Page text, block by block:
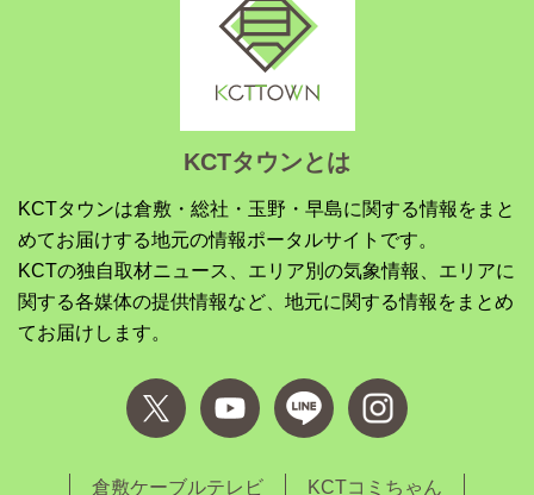
KCTタウンとは
KCTタウンは倉敷・総社・玉野・早島に関する情報をまと
めてお届けする地元の情報ポータルサイトです。
KCTの独自取材ニュース、エリア別の気象情報、エリアに
関する各媒体の提供情報など、地元に関する情報をまとめ
てお届けします。
倉敷ケーブルテレビ KCTコミちゃん